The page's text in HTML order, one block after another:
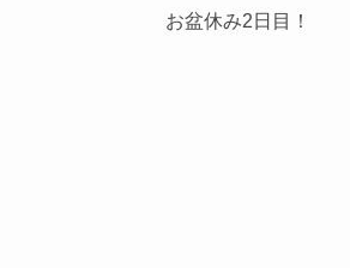
お盆休み2日目！